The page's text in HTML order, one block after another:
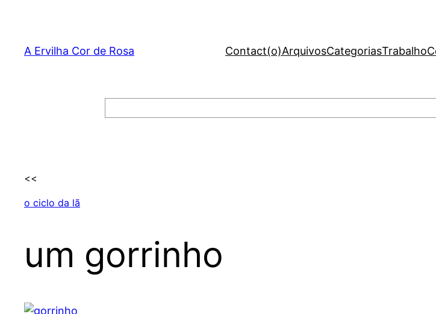
content
A Ervilha Cor de Rosa Contact(o)ArquivosCategoriasTrabalho
<<
o ciclo da lã
um gorrinho